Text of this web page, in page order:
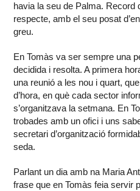
havia la seu de Palma. Record
respecte, amb el seu posat
greu.
En Tomàs va ser sempre una
decidida i resolta. A primera
una reunió a les nou i quart,
d’hora, en què cada sector
s’organitzava la setmana. En
trobades amb un ofici i uns
secretari d’organització
seda.
Parlant un dia amb na Maria
frase que en Tomàs feia servir